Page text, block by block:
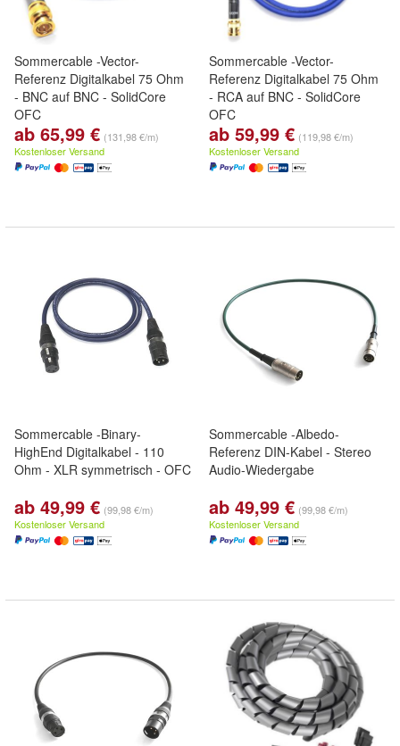
Sommercable -Vector-
Referenz Digitalkabel 75 Ohm
- BNC auf BNC - SolidCore
OFC
ab 65,99 € (131,98 €/m)
Kostenloser Versand
Sommercable -Vector-
Referenz Digitalkabel 75 Ohm
- RCA auf BNC - SolidCore
OFC
ab 59,99 € (119,98 €/m)
Kostenloser Versand
Sommercable -Binary-
HighEnd Digitalkabel - 110
Ohm - XLR symmetrisch - OFC
ab 49,99 € (99,98 €/m)
Kostenloser Versand
Sommercable -Albedo-
Referenz DIN-Kabel - Stereo
Audio-Wiedergabe
ab 49,99 € (99,98 €/m)
Kostenloser Versand